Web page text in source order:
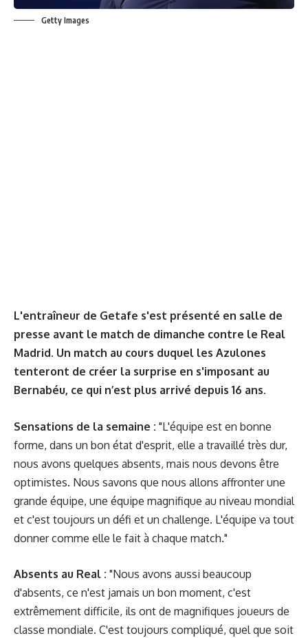
Getty Images
L'entraîneur de Getafe s'est présenté en salle de
presse avant le match de dimanche contre le Real
Madrid. Un match au cours duquel les Azulones
tenteront de créer la surprise en s'imposant au
Bernabéu, ce qui n’est plus arrivé depuis 16 ans.
Sensations de la semaine : "L'équipe est en bonne
forme, dans un bon état d'esprit, elle a travaillé très dur,
nous avons quelques absents, mais nous devons être
optimistes. Nous savons que nous allons affronter une
grande équipe, une équipe magnifique au niveau mondial
et c'est toujours un défi et un challenge. L'équipe va tout
donner comme elle le fait à chaque match."
Absents au Real : "Nous avons aussi beaucoup
d'absents, ce n'est jamais un bon moment, c'est
extrêmement difficile, ils ont de magnifiques joueurs de
classe mondiale. C'est toujours compliqué, quel que soit